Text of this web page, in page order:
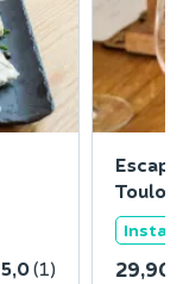
5,0(1) 29,90